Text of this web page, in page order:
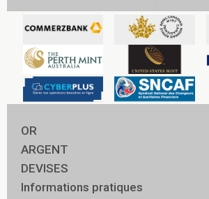
OR
ARGENT
DEVISES
Informations pratiques